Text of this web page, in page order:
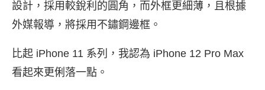
設計，採用較銳利的圓角，而外框更細薄，且根據
外媒報導，將採用不鏽鋼邊框。
比起 iPhone 11 系列，我認為 iPhone 12 Pro Max
看起來更俐落一點。